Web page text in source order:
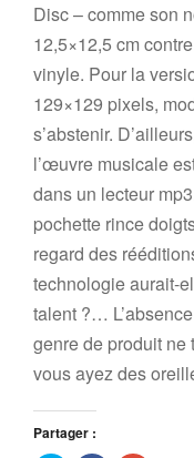
Disc – comme son
12,5×12,5 cm
vinyle. Pour la
129×129 pixels,
s’abstenir.
l’œuvre musicale
dans un lecteur
pochette rince
regard des
technologie aurait-
talent ?…
genre de produit ne
vous ayez des
Partager :